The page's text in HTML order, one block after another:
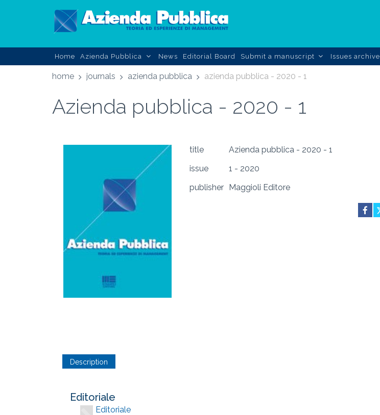
Home Azienda Pubblica News Editorial Board Submit a manuscript Issues archive
home journals azienda pubblica azienda pubblica - 2020 - 1
Azienda pubblica - 2020 - 1
title
Azienda pubblica - 2020 - 1
issue
1 - 2020
publisher Maggioli Editore
Description
Editoriale
Editoriale